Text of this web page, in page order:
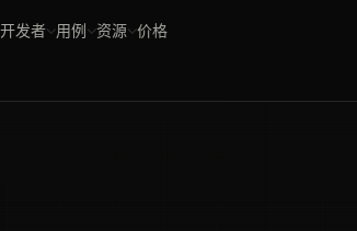
开发者 用例 资源 价格